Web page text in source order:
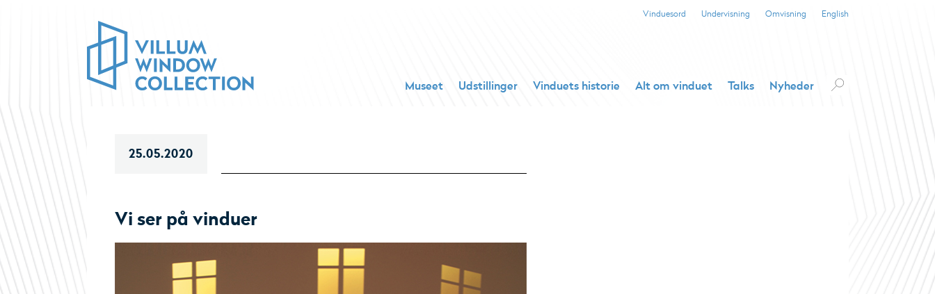
English
Vinduesord Undervisning Omvisning
Museet Udstillinger Vinduets historie Alt om vinduet Talks Nyheder
25.05.2020
Vi ser på vinduer